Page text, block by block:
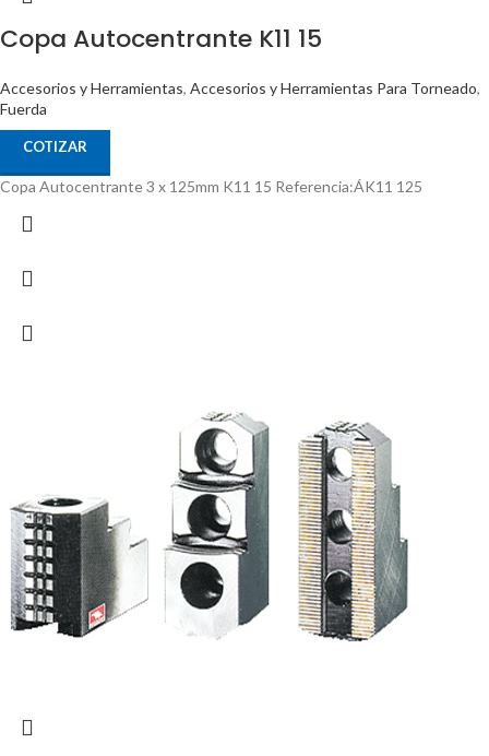
Copa Autocentrante K11 15
Accesorios y Herramientas, Accesorios y Herramientas Para Torneado,
Fuerda
COTIZAR
Copa Autocentrante 3 x 125mm K11 15 Referencia:ÁK11 125